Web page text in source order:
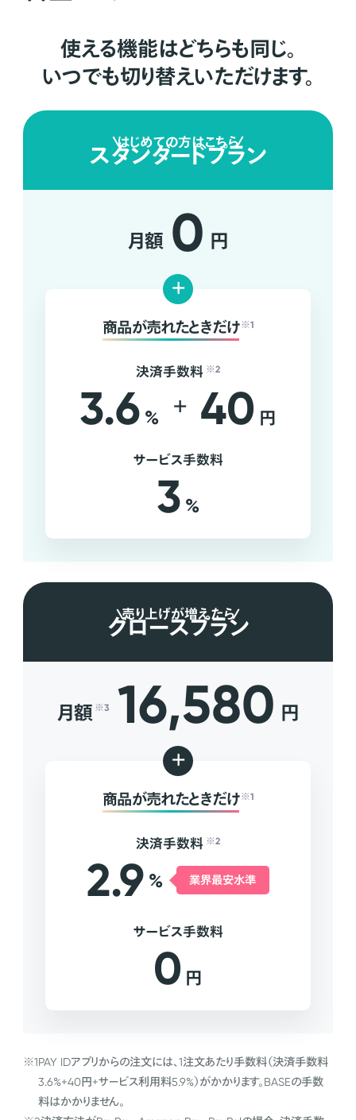
使える機能はどちらも同じ。
いつでも切り替えいただけます。
はじめての方はこちら
スタンダードプラン
月額 0 円
+
商品が売れたときだけ ※1
決済手数料 ※2
3.6 % + 40 円
サービス手数料
3 %
売り上げが増えたら
グロースプラン
月額 ※3 16,580 円
+
商品が売れたときだけ ※1
決済手数料 ※2
2.9 % 業界最安水準
サービス手数料
0 円
※1PAY IDアプリからの注文には、1注文あたり手数料（決済手数料
3.6%+40円+サービス利用料5.9%）がかかります。BASEの手数
料はかかりません。